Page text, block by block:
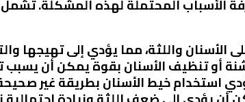
الأسباب المحتملة لهذه المشكلة. تشمل
الأسنان واللثة، مما يؤدي إلى تهيجها
أو تنظيف الأسنان بقوة يمكن أن يسبب
استخدام خيط الأسنان بطريقة غير صحيحة